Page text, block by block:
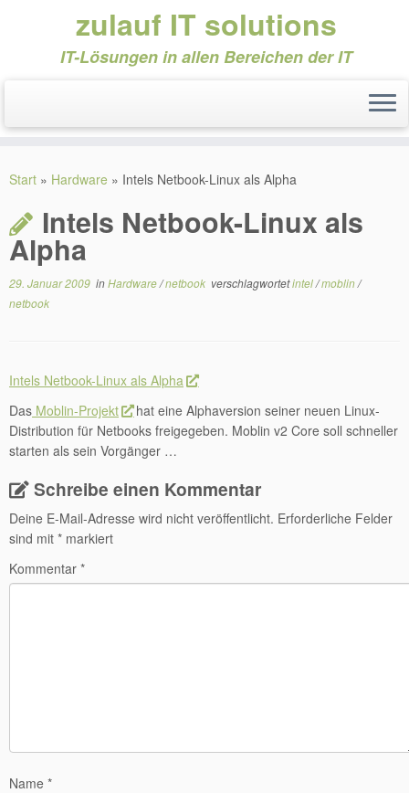
Inhalt
zulauf IT solutions
IT-Lösungen in allen Bereichen der IT
Start » Hardware » Intels Netbook-Linux als Alpha
Intels Netbook-Linux als
Alpha
29. Januar 2009 inHardware/netbook verschlagwortetintel/moblin/
netbook
Intels Netbook-Linux als Alpha
Das Moblin-Projekt
hat eine Alphaversion seiner neuen Linux-
Distribution für Netbooks freigegeben. Moblin v2 Core soll schneller
starten als sein Vorgänger …
Schreibe einen Kommentar
Deine E-Mail-Adresse wird nicht veröffentlicht. Erforderliche Felder
sind mit * markiert
Kommentar *
Name *